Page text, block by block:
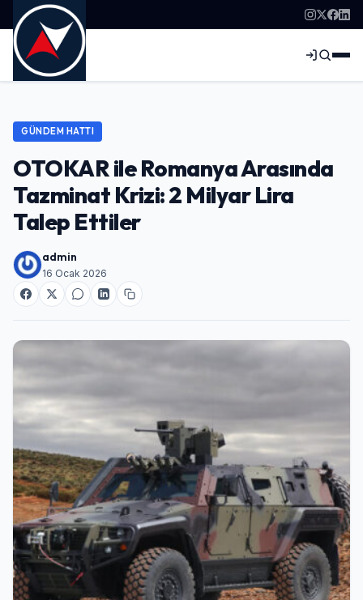
GÜNDEM HATTI
OTOKAR ile Romanya Arasında
Tazminat Krizi: 2 Milyar Lira
Talep Ettiler
admin
16 Ocak 2026